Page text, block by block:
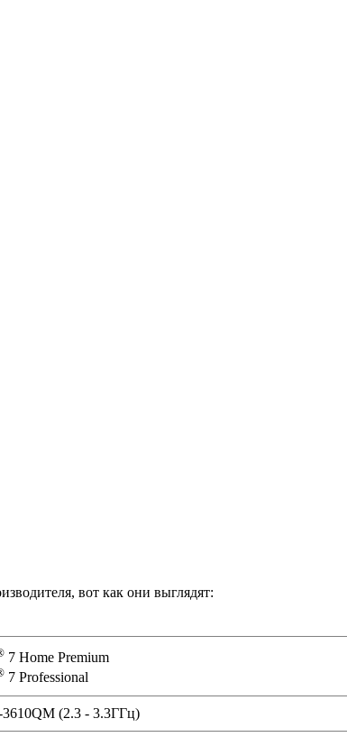
вот как они выглядят:
7 Home Premium
7 Professional
(2.3 - 3.3ГГц)